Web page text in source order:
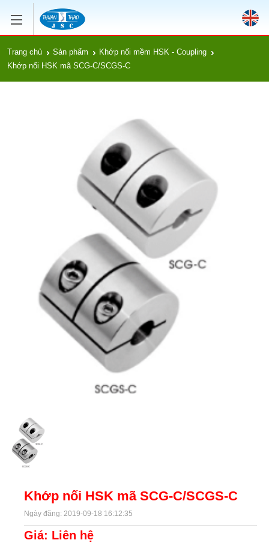
Trang chủ Sản phẩm
Khớp nối mềm HSK - Coupling
Khớp nối HSK mã SCG-C/SCGS-C
Khớp nối HSK mã SCG-C/SCGS-C
Ngày đăng: 2019-09-18 16:12:35
Giá: Liên hệ